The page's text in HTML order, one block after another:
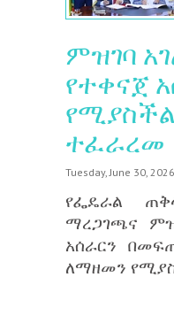
ምዝገባ
የተቀናጀ
ተፈራረመ
Tuesday, June 30, 2026
‎የፌዴራል
ማረጋገጫና
አሰራርን
ለማዘመን